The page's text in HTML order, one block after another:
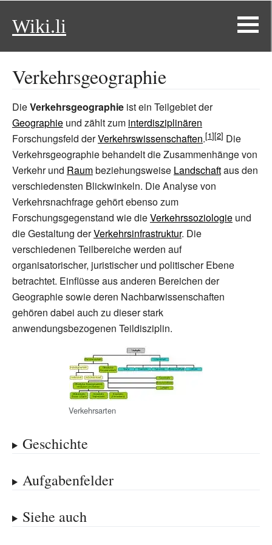
Wiki.li
Verkehrsgeographie
DieVerkehrsgeographie ist ein Teilgebiet der
Geographie und zählt zum interdisziplinären
Forschungsfeld derVerkehrswissenschaften.
Die
Verkehrsgeographie behandelt die Zusammenhänge von
Verkehr und Raumbeziehungsweise Landschaftaus den
verschiedensten Blickwinkeln. Die Analyse von
Verkehrsnachfragegehört ebenso zum
Forschungsgegenstand wie dieVerkehrssoziologie und
die Gestaltung derVerkehrsinfrastruktur. Die
verschiedenen Teilbereiche werden auf
organisatorischer, juristischer und politischer Ebene
betrachtet. Einflüsse aus anderen Bereichen der
Geographie sowie deren Nachbarwissenschaften
gehören dabei auch zu dieser stark
anwendungsbezogenen Teildisziplin.
Verkehrsarten
Geschichte
Aufgabenfelder
Siehe auch